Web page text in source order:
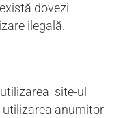
dovezi
ilegală.
site-ul
anumitor